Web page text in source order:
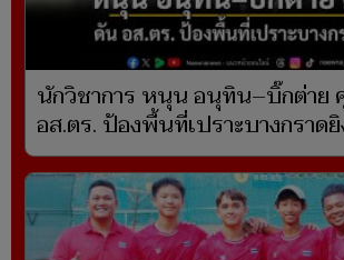
นักวิชาการ หนุน อนุทิน–บิ๊กต่า
อส.ตร. ป้องพื้นที่เปราะบางกราด